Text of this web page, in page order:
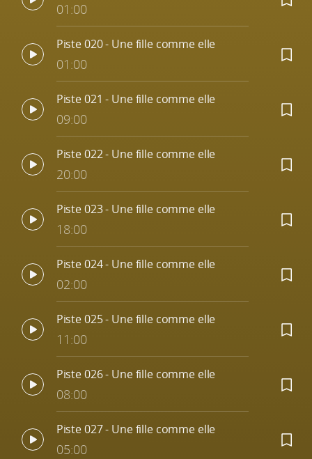
01:00
Piste 020 - Une fille comme elle
01:00
Piste 021 - Une fille comme elle
09:00
Piste 022 - Une fille comme elle
20:00
Piste 023 - Une fille comme elle
18:00
Piste 024 - Une fille comme elle
02:00
Piste 025 - Une fille comme elle
11:00
Piste 026 - Une fille comme elle
08:00
Piste 027 - Une fille comme elle
05:00